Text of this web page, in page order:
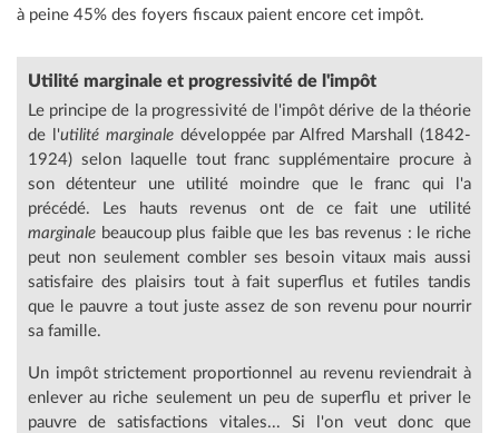
à peine 45% des foyers fiscaux paient encore cet impôt.
Utilité marginale et progressivité de l'impôt
Le principe de la progressivité de l'impôt dérive de la théorie
de l'utilité marginaledéveloppée par Alfred Marshall (1842-
1924) selon laquelle tout franc supplémentaire procure à
son détenteur une utilité moindre que le franc qui l'a
précédé. Les hauts revenus ont de ce fait une utilité
marginale beaucoup plus faible que les bas revenus : le riche
peut non seulement combler ses besoin vitaux mais aussi
satisfaire des plaisirs tout à fait superflus et futiles tandis
que le pauvre a tout juste assez de son revenu pour nourrir
sa famille.
Un impôt strictement proportionnel au revenu reviendrait à
enlever au riche seulement un peu de superflu et priver le
pauvre de satisfactions vitales... Si l'on veut donc que